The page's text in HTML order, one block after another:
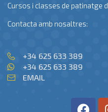
Cursos i classes de patinatge
Contacta amb nosaltres:
+34 625 633 389
+34 625 633 389
EMAIL